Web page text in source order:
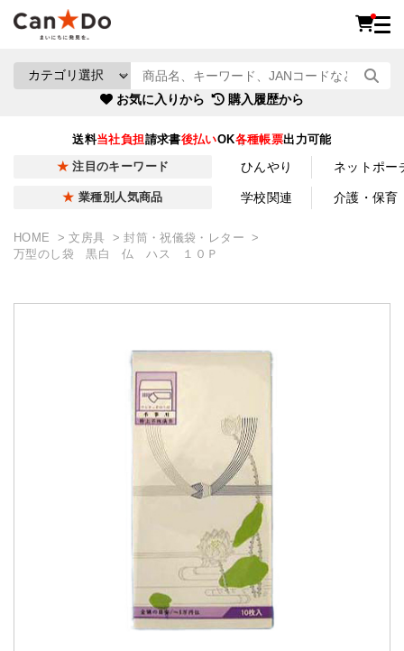
お気に入りから 購入履歴から
送料当社負担請求書後払いOK各種帳票出力可能
注目のキーワード ひんやり ネットポー
業種別人気商品 学校関連 介護・保育
HOME 文房具
封筒・祝儀袋・レター
万型のし袋 黒白 仏 ハス １０Ｐ